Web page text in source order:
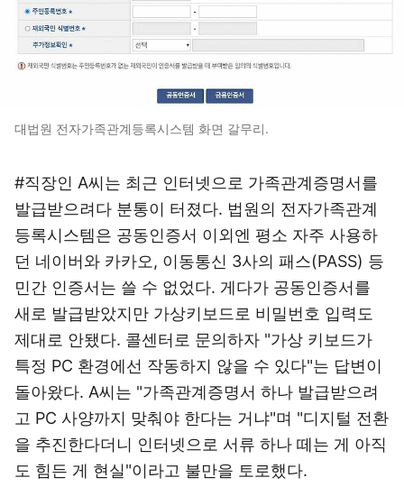
대법원 전자가족관계등록시스템 화면 갈무리.
#직장인 A씨는 최근 인터넷으로 가족관계증명서를
발급받으려다 분통이 터졌다. 법원의 전자가족관계
등록시스템은 공동인증서 이외엔 평소 자주 사용하
던 네이버와 카카오, 이동통신 3사의 패스(PASS) 등
민간 인증서는 쓸 수 없었다. 게다가 공동인증서를
새로 발급받았지만 가상키보드로 비밀번호 입력도
제대로 안됐다. 콜센터로 문의하자 "가상 키보드가
특정 PC 환경에선 작동하지 않을 수 있다"는 답변이
돌아왔다. A씨는 "가족관계증명서 하나 발급받으려
고 PC 사양까지 맞춰야 한다는 거냐"며 "디지털 전환
을 추진한다더니 인터넷으로 서류 하나 떼는 게 아직
도 힘든 게 현실"이라고 불만을 토로했다.